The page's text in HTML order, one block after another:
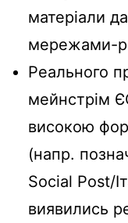
матеріали
мережами-
Реального
мейнстрім
високою
(напр.
Social Post/
виявились